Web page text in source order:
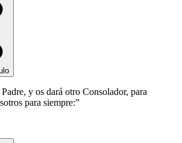
y os dará otro Consolador, para
para siempre:”